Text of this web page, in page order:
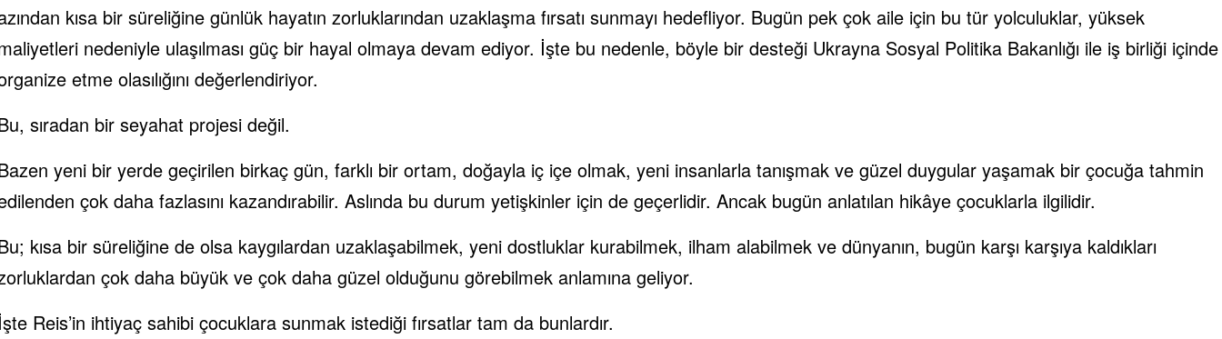
kısa bir süreliğine günlük hayatın zorluklarından uzaklaşma fırsatı sunmayı hedefliyor. Bugün pek çok aile için bu tür yolculuklar, yüksek
nedeniyle ulaşılması güç bir hayal olmaya devam ediyor. İşte bu nedenle, böyle bir desteği Ukrayna Sosyal Politika Bakanlığı ile iş birliği içinde
etme olasılığını değerlendiriyor.
sıradan bir seyahat projesi değil.
yeni bir yerde geçirilen birkaç gün, farklı bir ortam, doğayla iç içe olmak, yeni insanlarla tanışmak ve güzel duygular yaşamak bir çocuğa tahmin
çok daha fazlasını kazandırabilir. Aslında bu durum yetişkinler için de geçerlidir. Ancak bugün anlatılan hikâye çocuklarla ilgilidir.
kısa bir süreliğine de olsa kaygılardan uzaklaşabilmek, yeni dostluklar kurabilmek, ilham alabilmek ve dünyanın, bugün karşı karşıya kaldıkları
çok daha büyük ve çok daha güzel olduğunu görebilmek anlamına geliyor.
Reis’in ihtiyaç sahibi çocuklara sunmak istediği fırsatlar tam da bunlardır.